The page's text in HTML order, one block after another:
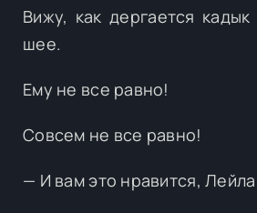
Вижу, как дергается
шее.
Ему не все равно!
Совсем не все равно!
— И вам это нравится,